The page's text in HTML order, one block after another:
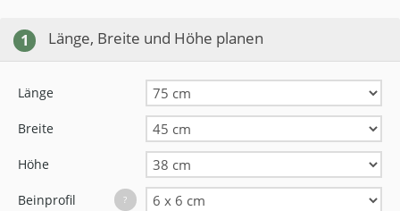
1 Länge, Breite und Höhe planen
Länge
Breite
Höhe
Beinprofil ?